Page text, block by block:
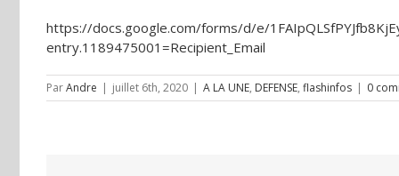
https://docs.google.com/forms/d/e/
entry.1189475001=Recipient_Email
ParAndre | juillet 6th, 2020 | A LA UNE, DEFENSE, flashinfos | 0